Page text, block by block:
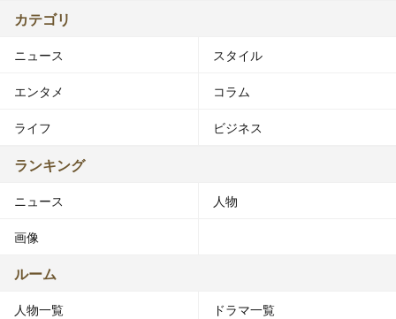
カテゴリ
ニュース スタイル
エンタメ コラム
ライフ ビジネス
ランキング
ニュース 人物
画像
ルーム
人物一覧 ドラマ一覧